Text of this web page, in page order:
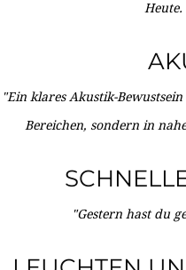
"Ein klares Akustik-
Bereichen, sondern in
"Gestern hast du